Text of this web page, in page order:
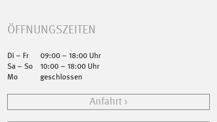
ÖFFNUNGSZEITEN
Di – Fr
09:00 – 18:00 Uhr
Sa – So
10:00 – 18:00 Uhr
Mo
geschlossen
Anfahrt